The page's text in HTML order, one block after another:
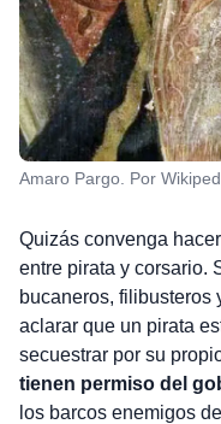
Amaro Pargo. Por
Quizás convenga
entre pirata y corsario.
bucaneros, filibusteros
aclarar que un pirata
secuestrar por su
tienen permiso del
los barcos enemigos